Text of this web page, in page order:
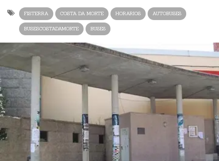
FISTERRA COSTA DA MORTE HORARIOS AUTOBUSES
BUSESCOSTADAMORTE BUSES